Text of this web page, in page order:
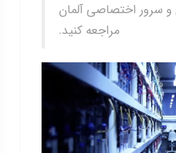
سرور اختصاصی آلمان
مراجعه کنید.